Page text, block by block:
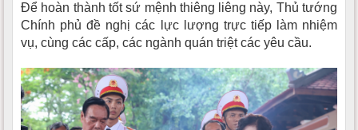
Để hoàn thành tốt sứ mệnh thiêng liêng này, Thủ tướng
Chính phủ đề nghị các lực lượng trực tiếp làm nhiệm
vụ, cùng các cấp, các ngành quán triệt các yêu cầu.